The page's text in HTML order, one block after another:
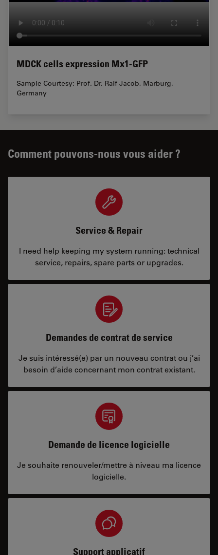
MDCK cells expression Mx1-GFP
Sample Courtesy: Prof. Dr. Ralf Jacob, Marburg,
Germany
Comment pouvons-nous vous aider ?
Service & Repair
I need help keeping my system running: technical
service, repairs, spare parts or upgrades.
Demandes de contrat de service
Je suis intéressé(e) par un nouveau contrat ou j’ai
besoin d’aide concernant mon contrat existant.
Demande de licence logicielle
Je souhaite renouveler/mettre à niveau ma licence
logicielle.
Support applicatif